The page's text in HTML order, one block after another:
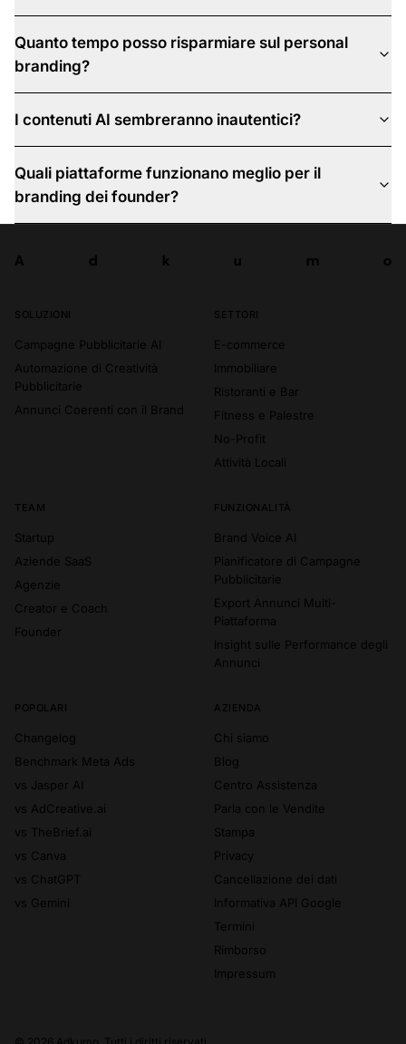
Quanto tempo posso risparmiare sul personal
branding?
I contenuti AI sembreranno inautentici?
Quali piattaforme funzionano meglio per il
branding dei founder?
A d k u m
o
SOLUZIONI
Campagne Pubblicitarie AI
Automazione di Creatività
Pubblicitarie
Annunci Coerenti con il Brand
SETTORI
E-commerce
Immobiliare
Ristoranti e Bar
Fitness e Palestre
No-Profit
Attività Locali
TEAM
Startup
Aziende SaaS
Agenzie
Creator e Coach
Founder
FUNZIONALITÀ
Brand Voice AI
Pianificatore di Campagne
Pubblicitarie
Export Annunci Multi-
Piattaforma
Insight sulle Performance degli
Annunci
POPOLARI
Changelog
Benchmark Meta Ads
vs Jasper AI
vs AdCreative.ai
vs TheBrief.ai
vs Canva
vs ChatGPT
vs Gemini
AZIENDA
Chi siamo
Blog
Centro Assistenza
Parla con le Vendite
Stampa
Privacy
Cancellazione dei dati
Informativa API Google
Termini
Rimborso
Impressum